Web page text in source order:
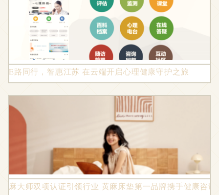
E路同行，智惠江苏 在云端开启心理健康守护之旅
麻大师双项认证引领行业 黄麻床垫第一品牌携手健康咨询